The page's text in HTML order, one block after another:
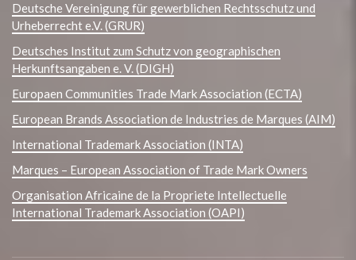
Deutsche Vereinigung für gewerblichen Rechtsschutz und
Urheberrecht e.V. (GRUR)
Deutsches Institut zum Schutz von geographischen
Herkunftsangaben e. V. (DIGH)
Europaen Communities Trade Mark Association (ECTA)
European Brands Association de Industries de Marques (AIM)
International Trademark Association (INTA)
Marques – European Association of Trade Mark Owners
Organisation Africaine de la Propriete Intellectuelle
International Trademark Association (OAPI)